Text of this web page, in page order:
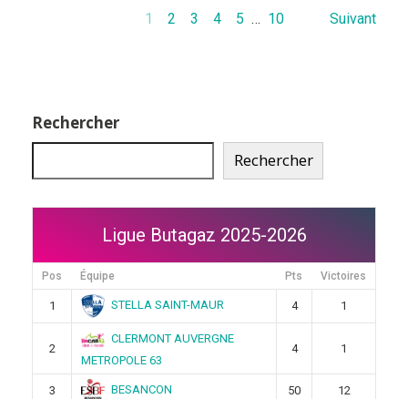
1 2 3 4 5 … 10 Suivant
Rechercher
Rechercher
Ligue Butagaz 2025-2026
Pos Équipe Pts Victoires
1 STELLA SAINT-MAUR 4 1
2
CLERMONT AUVERGNE
METROPOLE 63
4 1
3 BESANCON 50 12